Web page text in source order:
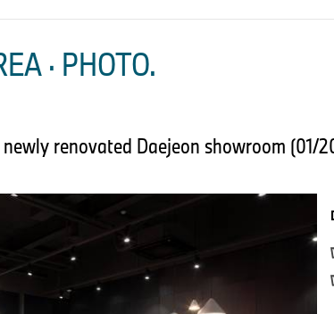
· PHOTO.
renovated Daejeon showroom (01/